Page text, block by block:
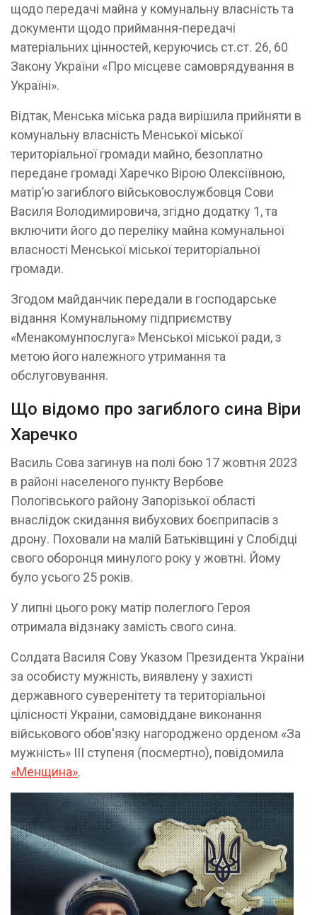
щодо передачі майна у комунальну власність та
документи щодо приймання-передачі
матеріальних цінностей, керуючись ст.ст. 26, 60
Закону України «Про місцеве самоврядування в
Україні».
Відтак, Менська міська рада вирішила прийняти в
комунальну власність Менської міської
територіальної громади майно, безоплатно
передане громаді Харечко Вірою Олексіївною,
матір’ю загиблого військовослужбовця Сови
Василя Володимировича, згідно додатку 1, та
включити його до переліку майна комунальної
власності Менської міської територіальної
громади.
Згодом майданчик передали в господарське
відання Комунальному підприємству
«Менакомунпослуга» Менської міської ради, з
метою його належного утримання та
обслуговування.
Що відомо про загиблого сина Віри
Харечко
Василь Сова загинув на полі бою 17 жовтня 2023
в районі населеного пункту Вербове
Пологівського району Запорізької області
внаслідок скидання вибухових боєприпасів з
дрону. Поховали на малій Батьківщині у Слобідці
свого оборонця минулого року у жовтні. Йому
було усього 25 років.
У липні цього року матір полеглого Героя
отримала відзнаку замість свого сина.
Солдата Василя Сову Указом Президента України
за особисту мужність, виявлену у захисті
державного суверенітету та територіальної
цілісності України, самовіддане виконання
військового обов'язку нагороджено орденом «За
мужність» ІІІ ступеня (посмертно), повідомила
«Менщина».